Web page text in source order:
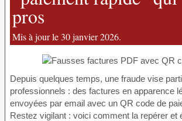
pros
Mis à jour le 30 janvier 2026.
Depuis quelques temps, une fraude vise
professionnels : des factures en apparence
envoyées par email avec un QR code de
Restez vigilant : voici comment la repérer et